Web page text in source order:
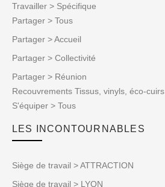
Travailler > Spécifique
Partager > Tous
Partager > Accueil
Partager > Collectivité
Partager > Réunion
Recouvrements Tissus, vinyls, éco-cuirs
S'équiper > Tous
LES INCONTOURNABLES
Siège de travail > ATTRACTION
Siège de travail > LYON